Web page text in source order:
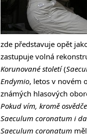
zde představuje opět
zastupuje volná
Korunované století(
Endymio, letos v novém
známých hlasových
Pokud vím, kromě
Saeculum coronatum i
Saeculum coronatum